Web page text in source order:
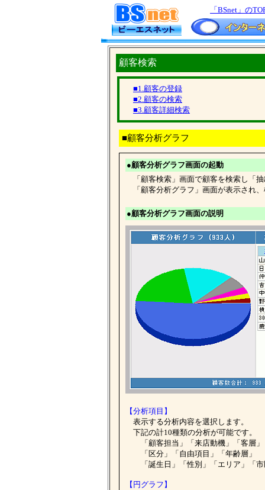
「BSnet」の
顧客検索
■1.顧客の登録
■2.顧客の検索
■3.顧客詳細検索
■顧客分析グラフ
●顧客分析グラフ画面の起動
「顧客検索」画面で顧客を検索し「
「顧客分析グラフ」画面が表示され
●顧客分析グラフ画面の説明
【分析項目】
表示する分析内容を選択します。
下記の計10種類の分析が可能です。
「顧客担当」「来店動機」「客層」
「区分」「自由項目」「年齢層」
「誕生日」「性別」「エリア」「市
【円グラフ】